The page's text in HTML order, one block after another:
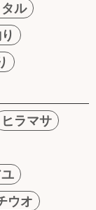
ル
ヒラマサ
ウオ